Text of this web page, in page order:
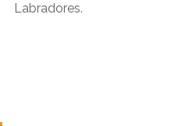
Labradores.